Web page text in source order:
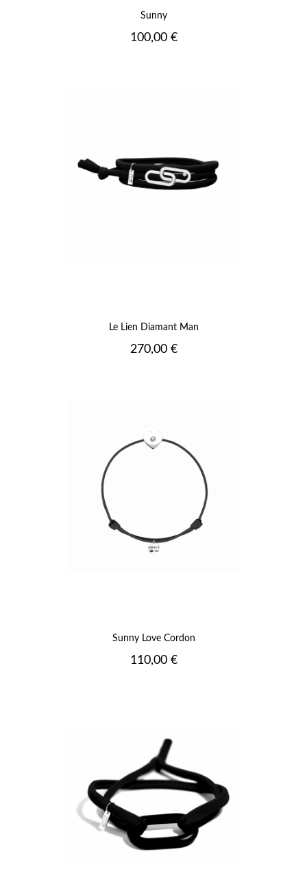
Sunny
Prix
100,00 €
Le Lien Diamant Man
Prix
270,00 €
Sunny Love Cordon
Prix
110,00 €